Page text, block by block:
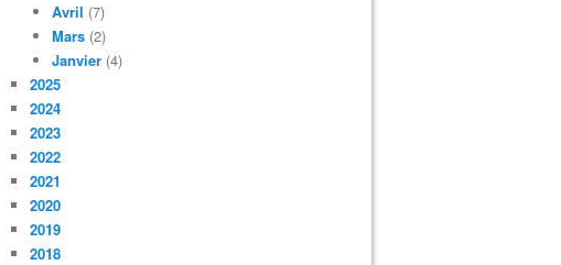
Avril (7)
Mars (2)
Janvier (4)
2025
2024
2023
2022
2021
2020
2019
2018